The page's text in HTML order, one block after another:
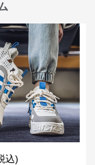
込)